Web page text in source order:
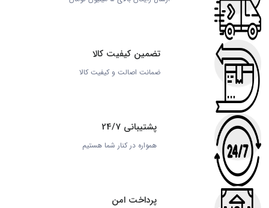
تضمین کیفیت کالا
ضمانت اصالت و کیفیت کالا
پشتیبانی 24/7
همواره در کنار شما هستیم
پرداخت امن